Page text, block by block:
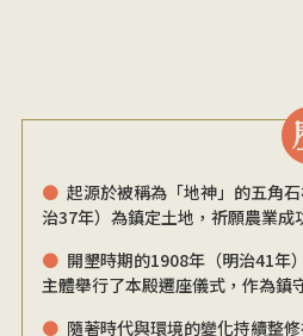
起源於被稱為「地神」的五角
治37年）為鎮定土地，祈願農業成
開墾時期的1908年（明治41年
主體舉行了本殿遷座儀式，作為鎮
隨著時代與環境的變化持續整